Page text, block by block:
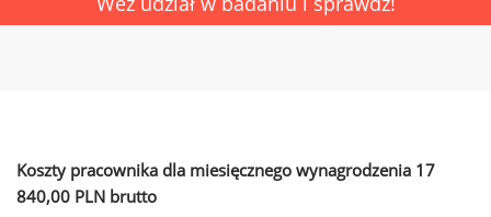
Koszty pracownika dla miesięcznego wynagrodzenia 17
840,00 PLN brutto